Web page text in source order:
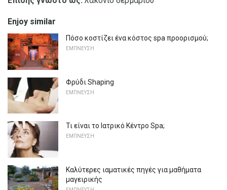
Enjoy similar
Πόσο κοστίζει ένα κόστος spa προορισμού;
ΕΜΠΝΕΥΣΗ
Φρύδι Shaping
ΕΜΠΝΕΥΣΗ
Τι είναι το Ιατρικό Κέντρο Spa;
ΕΜΠΝΕΥΣΗ
Καλύτερες ιαματικές πηγές για μαθήματα
μαγειρικής